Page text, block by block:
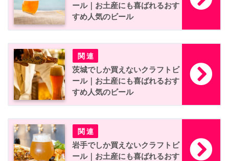
ール｜お土産にも喜ばれるおす
すめ人気のビール
茨城でしか買えないクラフトビ
ール｜お土産にも喜ばれるおす
すめ人気のビール
岩手でしか買えないクラフトビ
ール｜お土産にも喜ばれるおす